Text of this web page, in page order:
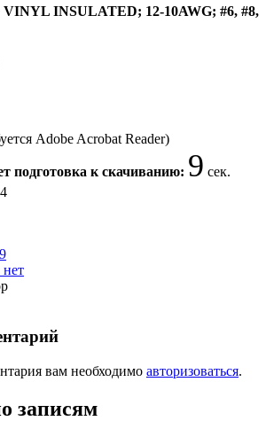
INSULATED; 12-10AWG; #6, #8,
Adobe Acrobat Reader)
подготовка к скачиванию: 9 сек.
вам необходимо авторизоваться.
записям